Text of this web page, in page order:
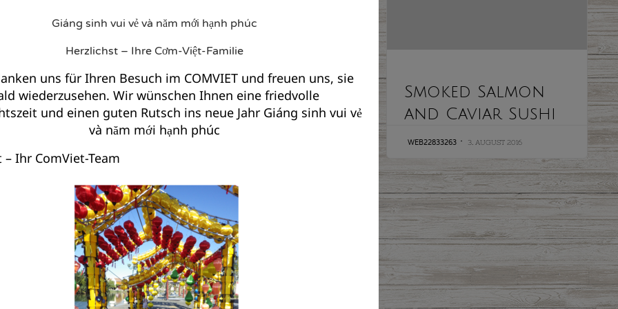
Tuna &
futomaki
CATEGORY
Black mamba
WEB22833263 3. AUGUST 2016
Smoked Salmon
and Caviar Sushi
WEB22833263 3. AUGUST 2016
Giáng sinh vui vẻ và năm mới hạnh phúc
Herzlichst – Ihre Cơm-Việt-Familie
uns für Ihren Besuch im COMVIET und freuen uns, sie
wiederzusehen. Wir wünschen Ihnen eine friedvolle
und einen guten Rutsch ins neue Jahr Giáng sinh vui vẻ
và năm mới hạnh phúc
– Ihr ComViet-Team